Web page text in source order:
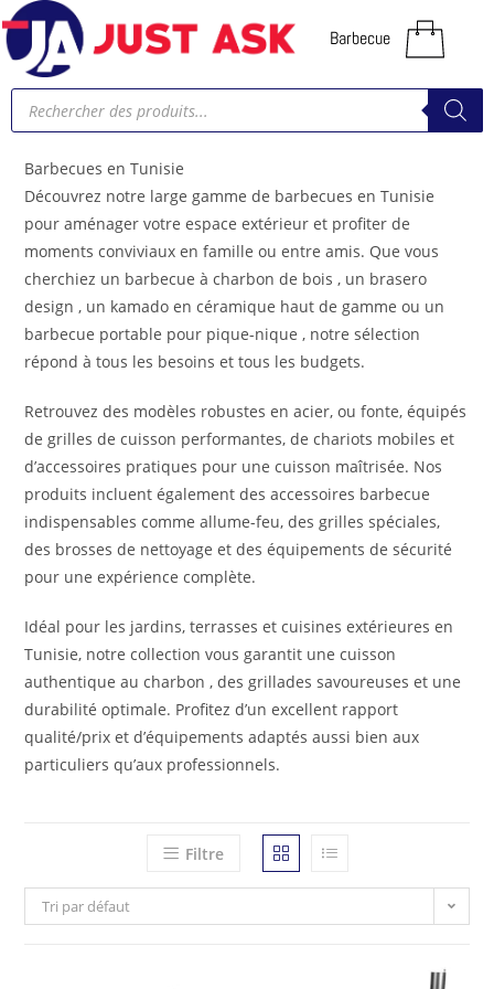
Barbecue
Barbecues en Tunisie
Découvrez notre large gamme de barbecues en Tunisie
pour aménager votre espace extérieur et profiter de
moments conviviaux en famille ou entre amis. Que vous
cherchiez un barbecue à charbon de bois , un brasero
design , un kamado en céramique haut de gamme ou un
barbecue portable pour pique-nique , notre sélection
répond à tous les besoins et tous les budgets.
Retrouvez des modèles robustes en acier, ou fonte, équipés
de grilles de cuisson performantes, de chariots mobiles et
d’accessoires pratiques pour une cuisson maîtrisée. Nos
produits incluent également des accessoires barbecue
indispensables comme allume-feu, des grilles spéciales,
des brosses de nettoyage et des équipements de sécurité
pour une expérience complète.
Idéal pour les jardins, terrasses et cuisines extérieures en
Tunisie, notre collection vous garantit une cuisson
authentique au charbon , des grillades savoureuses et une
durabilité optimale. Profitez d’un excellent rapport
qualité/prix et d’équipements adaptés aussi bien aux
particuliers qu’aux professionnels.
Filtre
Tri par défaut